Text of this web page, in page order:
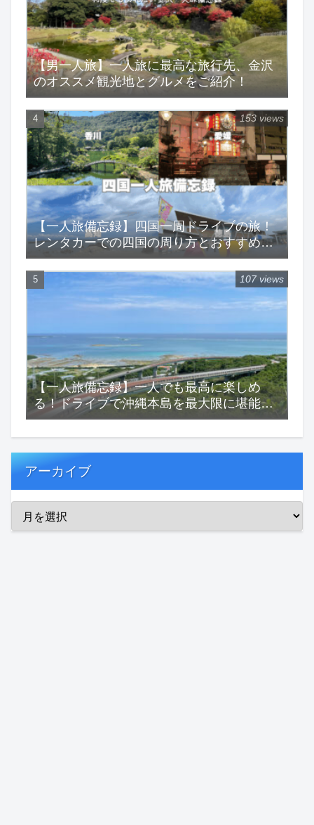
【男一人旅】一人旅に最高な旅行先、金沢
のオススメ観光地とグルメをご紹介！
【一人旅備忘録】四国一周ドライブの旅！
レンタカーでの四国の周り方とおすすめス
ポットをご紹介！
153 views
【一人旅備忘録】一人でも最高に楽しめ
る！ドライブで沖縄本島を最大限に堪能す
る一人旅！
107 views
アーカイブ